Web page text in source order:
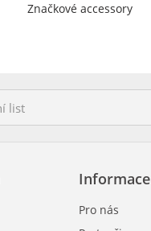
Značkové accessory
Informace
Pro nás